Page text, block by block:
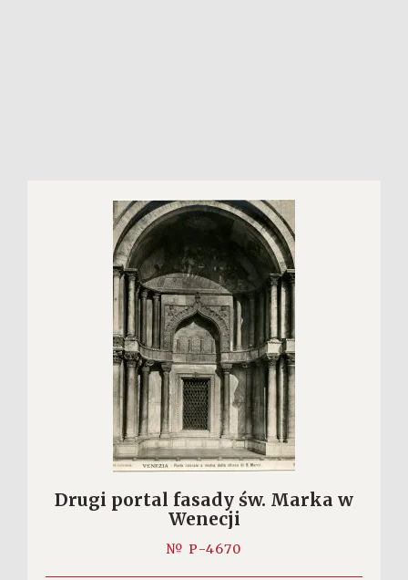
Drugi portal fasady św. Marka w
Wenecji
№ P-4670